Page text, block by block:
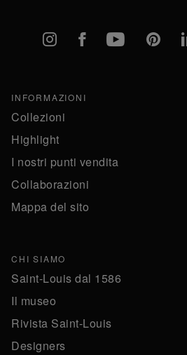
Instagram
FacebookYouTube
INFORMAZIONI
Collezioni
Highlight
I nostri punti vendita
Collaborazioni
Mappa del sito
CHI SIAMO
Saint-Louis dal 1586
Il museo
Rivista Saint-Louis
Designers